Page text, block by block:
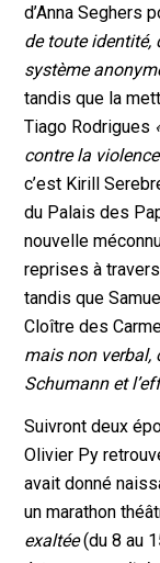
d’Anna Seghers
de toute identité,
système
tandis que la
Tiago Rodrigues
contre la
c’est Kirill
du Palais des
nouvelle
reprises à
tandis que
Cloître des
mais non verbal,
Schumann et
Suivront deux
Olivier Py
avait donné
un marathon
exaltée(du 8 au